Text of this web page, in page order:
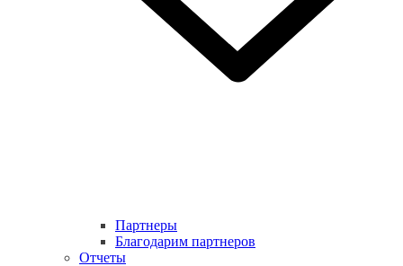
Партнеры
Благодарим партнеров
Отчеты